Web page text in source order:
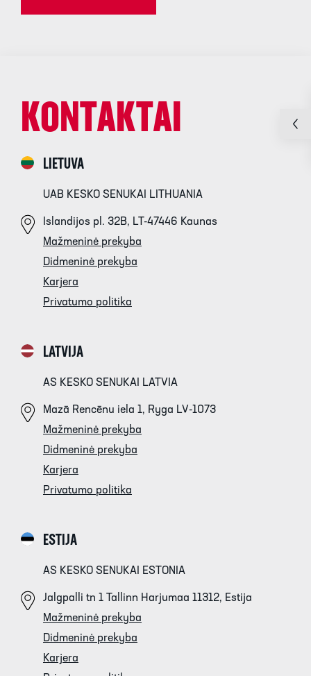
KONTAKTAI
LIETUVA
UAB KESKO SENUKAI LITHUANIA
Islandijos pl. 32B, LT-47446 Kaunas
Mažmeninė prekyba
Didmeninė prekyba
Karjera
Privatumo politika
LATVIJA
AS KESKO SENUKAI LATVIA
Mazā Rencēnu iela 1, Ryga LV-1073
Mažmeninė prekyba
Didmeninė prekyba
Karjera
Privatumo politika
ESTIJA
AS KESKO SENUKAI ESTONIA
Jalgpalli tn 1 Tallinn Harjumaa 11312, Estija
Mažmeninė prekyba
Didmeninė prekyba
Karjera